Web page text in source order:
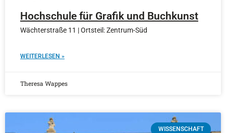
Hochschule für Grafik und Buchkunst
Wächterstraße 11 | Ortsteil: Zentrum-Süd
WEITERLESEN »
Theresa Wappes
WISSENSCHAFT